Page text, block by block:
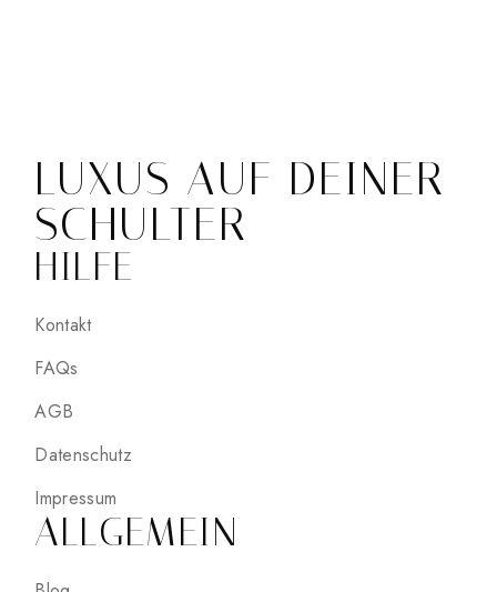
LUXUS AUF DEINER
SCHULTER
HILFE
Kontakt
FAQs
AGB
Datenschutz
Impressum
ALLGEMEIN